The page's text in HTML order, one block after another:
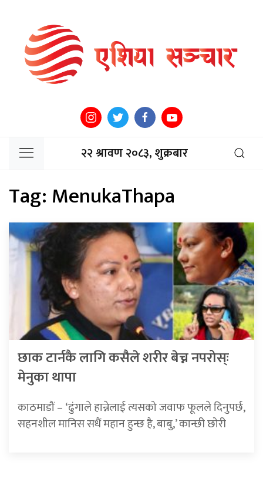
२२ श्रावण २०८३, शुक्रबार
Tag: MenukaThapa
छाक टार्नकै लागि कसैले शरीर बेच्न नपरोस्ः
मेनुका थापा
काठमाडौं – ‘ढुंगाले हान्नेलाई त्यसको जवाफ फूलले दिनुपर्छ,
सहनशील मानिस सधैं महान हुन्छ है, बाबु,’ कान्छी छोरी